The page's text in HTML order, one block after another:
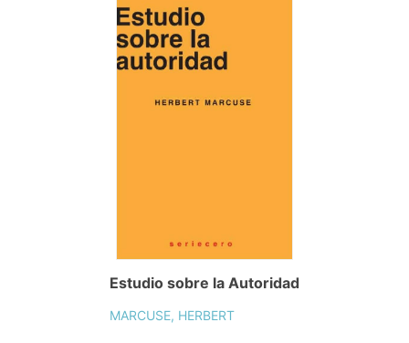
Estudio sobre la Autoridad
MARCUSE, HERBERT